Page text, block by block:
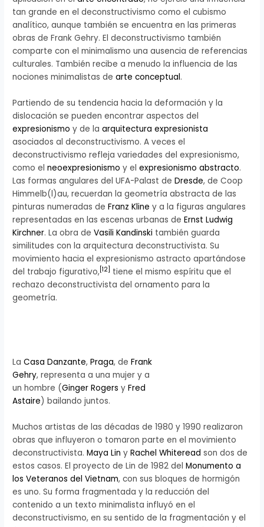
tan grande en el deconstructivismo como el cubismo
analítico, aunque también se encuentra en las primeras
obras de Frank Gehry. El deconstructivismo también
comparte con el minimalismo una ausencia de referencias
culturales. También recibe a menudo la influencia de las
nociones minimalistas dearte conceptual.
Partiendo de su tendencia hacia la deformación y la
dislocación se pueden encontrar aspectos del
expresionismo y de laarquitectura expresionista
asociados al deconstructivismo. A veces el
deconstructivismo refleja variedades del expresionismo,
como elneoexpresionismo y elexpresionismo abstracto.
Las formas angulares del UFA-Palast deDresde, de Coop
Himmelb(l)au, recuerdan la geometría abstracta de las
pinturas numeradas deFranz Kline y a la figuras angulares
representadas en las escenas urbanas deErnst Ludwig
Kirchner. La obra deVasili Kandinski también guarda
similitudes con la arquitectura deconstructivista. Su
movimiento hacia el expresionismo astracto apartándose
del trabajo figurativo,[12] tiene el mismo espíritu que el
rechazo deconstructivista del ornamento para la
geometría.
LaCasa Danzante,Praga, deFrank
Gehry, representa a una mujer y a
un hombre (Ginger Rogers yFred
Astaire) bailando juntos.
Muchos artistas de las décadas de 1980 y 1990 realizaron
obras que influyeron o tomaron parte en el movimiento
deconstructivista.Maya Lin yRachel Whiteread son dos de
estos casos. El proyecto de Lin de 1982 delMonumento a
los Veteranos del Vietnam, con sus bloques de hormigón
es uno. Su forma fragmentada y la reducción del
contenido a un texto minimalista influyó en el
deconstructivismo, en su sentido de la fragmentación y el